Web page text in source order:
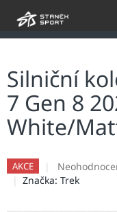
Silniční
7 Gen 8
White/
AKCE
Průměrné
hodnocení
Značka: Trek